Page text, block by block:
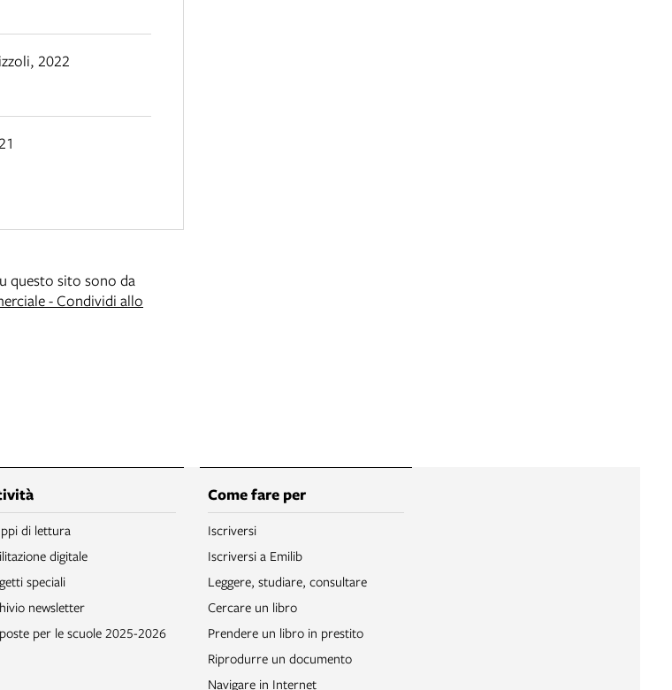
, 2022
questo sito sono da
- Condividi allo
di lettura
digitale
speciali
newsletter
per le scuole 2025-2026
Come fare per
Iscriversi
Iscriversi a Emilib
Leggere, studiare, consultare
Cercare un libro
Prendere un libro in prestito
Riprodurre un documento
Navigare in Internet